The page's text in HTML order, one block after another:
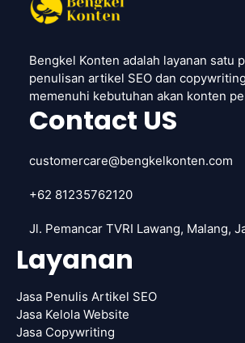
Bengkel Konten adalah layanan satu
penulisan artikel SEO dan
memenuhi kebutuhan akan konten
Contact US
customercare@bengkelkonten.com
+62 81235762120
Jl. Pemancar TVRI Lawang, Malang,
Layanan
Jasa Penulis Artikel SEO
Jasa Kelola Website
Jasa Copywriting